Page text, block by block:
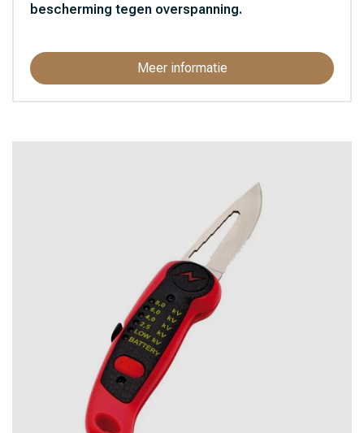
bescherming tegen overspanning.
Meer informatie